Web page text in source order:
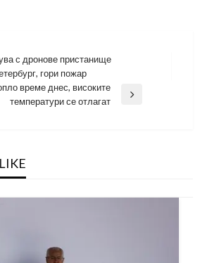
с дронове пристанище
гори пожар
време днес, високите
температури се отлагат